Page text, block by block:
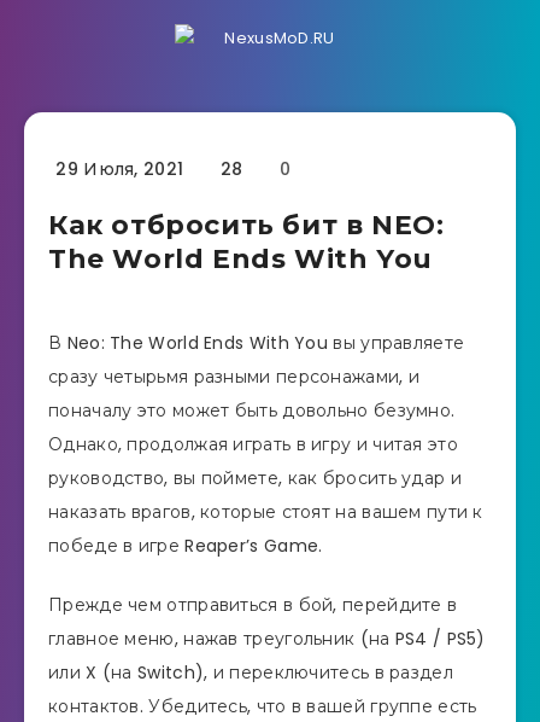
29 Июля, 2021 28 0
Как отбросить бит в NEO:
The World Ends With You
В Neo: The World Ends With You вы управляете
сразу четырьмя разными персонажами, и
поначалу это может быть довольно безумно.
Однако, продолжая играть в игру и читая это
руководство, вы поймете, как бросить удар и
наказать врагов, которые стоят на вашем пути к
победе в игре Reaper’s Game.
Прежде чем отправиться в бой, перейдите в
главное меню, нажав треугольник (на PS4 / PS5)
или X (на Switch), и переключитесь в раздел
контактов. Убедитесь, что в вашей группе есть